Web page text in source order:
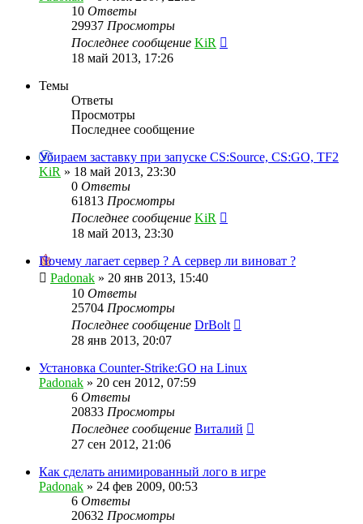
10 Ответы
29937 Просмотры
Последнее сообщение KiR
18 май 2013, 17:26
Темы
Ответы
Просмотры
Последнее сообщение
Убираем заставку при запуске CS:Source, CS:GO, TF2
KiR » 18 май 2013, 23:30
0 Ответы
61813 Просмотры
Последнее сообщение KiR
18 май 2013, 23:30
Почему лагает сервер ? А сервер ли виноват ?
Padonak » 20 янв 2013, 15:40
10 Ответы
25704 Просмотры
Последнее сообщение DrBolt
28 янв 2013, 20:07
Установка Counter-Strike:GO на Linux
Padonak » 20 сен 2012, 07:59
6 Ответы
20833 Просмотры
Последнее сообщение Виталий
27 сен 2012, 21:06
Как сделать анимированный лого в игре
Padonak » 24 фев 2009, 00:53
6 Ответы
20632 Просмотры